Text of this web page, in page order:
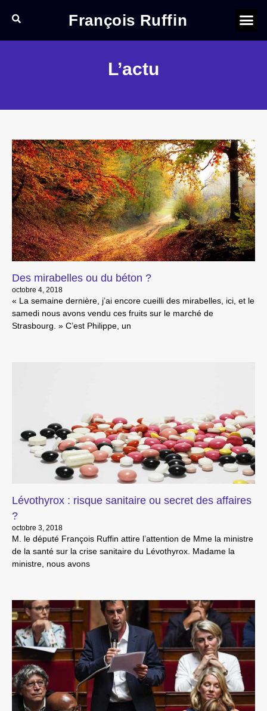
François Ruffin
L’actu
Des mirabelles ou du béton ?
octobre 4, 2018
« La semaine dernière, j’ai encore cueilli des mirabelles, ici, et le
samedi nous avons vendu ces fruits sur le marché de
Strasbourg. » C’est Philippe, un
Lévothyrox : risque sanitaire ou secret des affaires
?
octobre 3, 2018
M. le député François Ruffin attire l’attention de Mme la ministre
de la santé sur la crise sanitaire du Lévothyrox. Madame la
ministre, nous avons